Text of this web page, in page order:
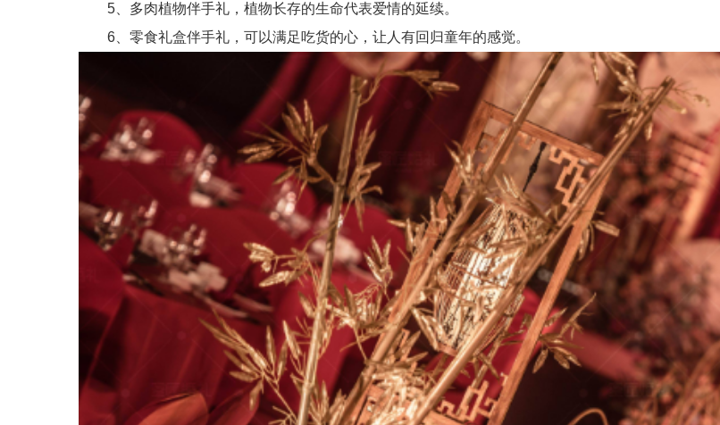
5、多肉植物伴手礼，植物长存的生命代表爱情的延续。
6、零食礼盒伴手礼，可以满足吃货的心，让人有回归童年的感觉。